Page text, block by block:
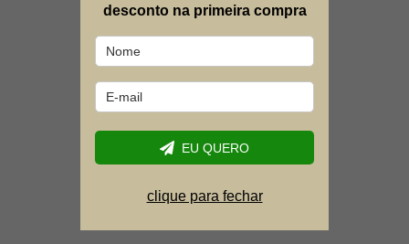
desconto na primeira compra
EU QUERO
clique para fechar